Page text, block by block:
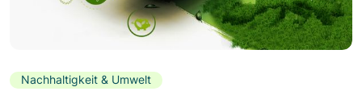
Nachhaltigkeit & Umwelt